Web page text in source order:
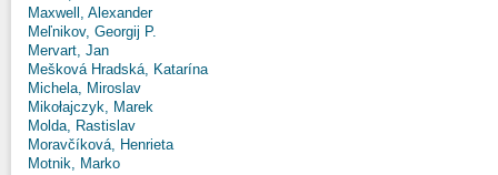
Maxwell, Alexander
Meľnikov, Georgij P.
Mervart, Jan
Mešková Hradská, Katarína
Michela, Miroslav
Mikołajczyk, Marek
Molda, Rastislav
Moravčíková, Henrieta
Motnik, Marko